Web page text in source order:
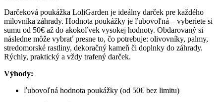
Darčeková poukážka LoliGarden je ideálny darček pre každého
milovníka záhrady. Hodnota poukážky je ľubovoľná – vyberiete si
sumu od 50€ až do akokoľvek vysokej hodnoty. Obdarovaný si
následne môže vybrať presne to, čo potrebuje: olivovníky, palmy,
stredomorské rastliny, dekoračný kameň či doplnky do záhrady.
Rýchly, praktický a vždy trafený darček.
Výhody:
ľubovoľná hodnota poukážky (od 50€ bez limitu)